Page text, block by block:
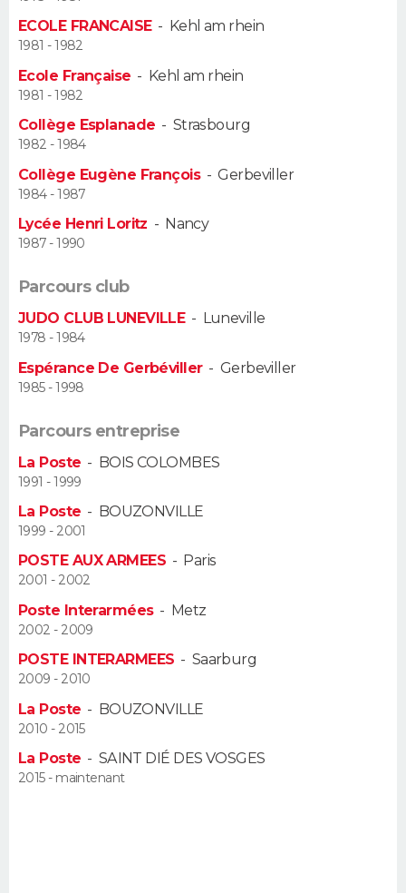
Alimentation
Guide de la santé
Maladies
Médicaments
Sommeil
VOYAGE
Destinations
City break
Voyage nature
Voyage de noces
Forum
Climat
+
PHOTO
GUIDES D'ACHAT
BONS PLANS
Carte de Noël
Carte Bonne année
Carte Saint-Valentin
Carte Pâques
Carte d'anniversaire
Dictionnaire
Biographies
Citations
Expressions
Proverbes
PROGRAMME TV
COPAINS D'AVANT
S'inscrire
Se connecter
Lycées
Collèges
Primaires
Universités
Entreprises
Service militaire
Avis de recherche
AVIS DE DÉCÈS
FORUM
Bricolage
Lifestyle
Culture
Sport
Auto
Television
Voyage
Cinema
ECOLE FRANCAISE- Kehl am rhein
1981 - 1982
Ecole Française - Kehl am rhein
1981 - 1982
Collège Esplanade - Strasbourg
1982 - 1984
Collège Eugène François-Gerbeviller
1984 - 1987
Lycée Henri Loritz - Nancy
1987 - 1990
Parcours club
JUDO CLUB LUNEVILLE- Luneville
1978 - 1984
Espérance De Gerbéviller- Gerbeviller
1985 - 1998
Parcours entreprise
La Poste - BOIS COLOMBES
1991 - 1999
La Poste - BOUZONVILLE
1999 - 2001
POSTE AUX ARMEES - Paris
2001 - 2002
Poste Interarmées- Metz
2002 - 2009
POSTE INTERARMEES - Saarburg
2009 - 2010
La Poste - BOUZONVILLE
2010 - 2015
La Poste - SAINT DIÉ DES VOSGES
2015 - maintenant